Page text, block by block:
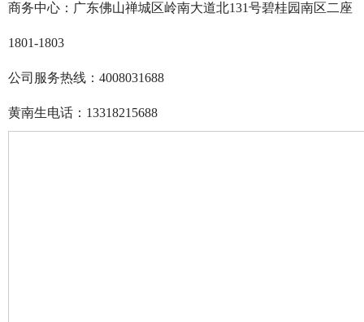
商务中心：广东佛山禅城区岭南大道北131号碧桂园南区二座
1801-1803
公司服务热线：4008031688
黄南生电话：13318215688